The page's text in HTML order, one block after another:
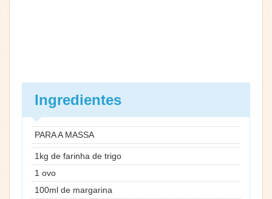
Ingredientes
PARA A MASSA
1kg de farinha de trigo
1 ovo
100ml de margarina